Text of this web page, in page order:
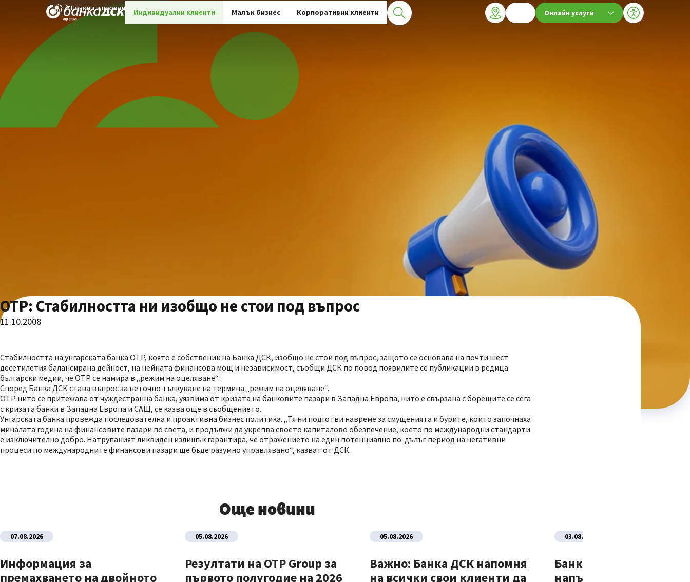
Индивидуални клиенти Малък бизнес Корпоративни клиенти Онлайн услуги
Новини и промоции
OTP: Стабилността ни изобщо не стои под въпрос
11.10.2008
Стабилността на унгарската банка OTP, която е собственик на Банка ДСК, изобщо не стои под въпрос, защото се основава на почти шест
десетилетия балансирана дейност, на нейната финансова мощ и независимост, съобщи ДСК по повод появилите се публикации в редица
български медии, че OTP се намира в „режим на оцеляване“.
Според Банка ДСК става въпрос за неточно тълкуване на термина „режим на оцеляване“.
OTP нито се притежава от чуждестранна банка, уязвима от кризата на банковите пазари в Западна Европа, нито е свързана с борещите се сега
с кризата банки в Западна Европа и САЩ, се казва още в съобщението.
Унгарската банка провежда последователна и проактивна бизнес политика. „Тя ни подготви навреме за смущенията и бурите, които започнаха
миналата година на финансовите пазари по света, и продължи да укрепва своето капиталово обезпечение, което по международни стандарти
е изключително добро. Натрупаният ликвиден излишък гарантира, че отражението на един потенциално по-дълъг период на негативни
процеси по международните финансови пазари ще бъде разумно управлявано“, казват от ДСК.
Още новини
07.08.2026
Информация за
премахването на двойното
05.08.2026
Резултати на OTP Group за
първото полугодие на 2026
05.08.2026
Важно: Банка ДСК напомня
на всички свои клиенти да
03.08.2026
Банка ДСК стартира
напълно